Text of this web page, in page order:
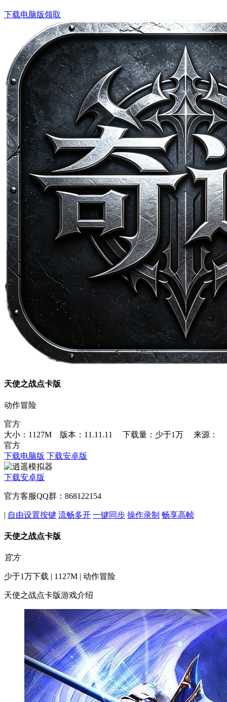
下载电脑版领取
天使之战点卡版
动作冒险
官方
大小：1127M 版本：11.11.11
下载量：少于1万
来源：
官方
下载电脑版 下载安卓版
下载安卓版
官方客服QQ群：868122154
| 自由设置按键 流畅多开 一键同步 操作录制 畅享高帧
天使之战点卡版
官方
少于1万下载 | 1127M | 动作冒险
天使之战点卡版游戏介绍